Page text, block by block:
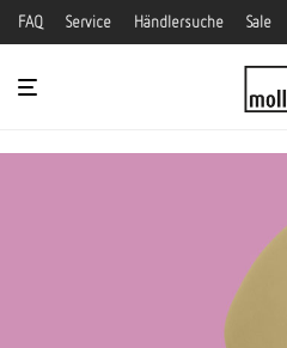
FAQ Service Händlersuche Sale